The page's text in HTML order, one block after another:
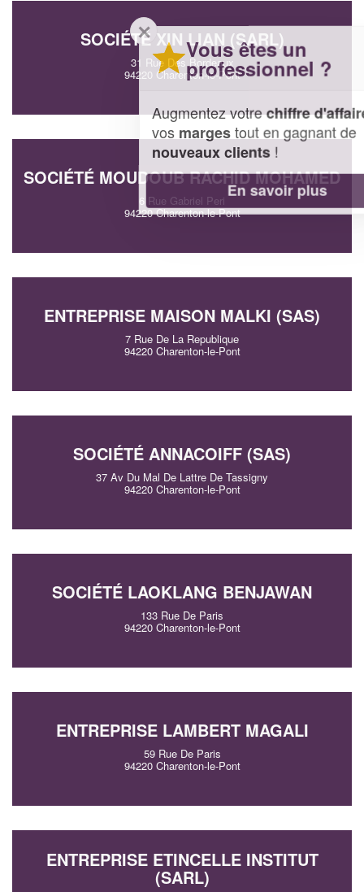
SOCIÉTÉ XIN LIAN (SARL)
31 Rue Des Bordeaux
94220 Charenton-le-Pont
SOCIÉTÉ MOUDOUB RACHID MOHAMED
6 Rue Gabriel Peri
94220 Charenton-le-Pont
ENTREPRISE MAISON MALKI (SAS)
7 Rue De La Republique
94220 Charenton-le-Pont
SOCIÉTÉ ANNACOIFF (SAS)
37 Av Du Mal De Lattre De Tassigny
94220 Charenton-le-Pont
SOCIÉTÉ LAOKLANG BENJAWAN
133 Rue De Paris
94220 Charenton-le-Pont
ENTREPRISE LAMBERT MAGALI
59 Rue De Paris
94220 Charenton-le-Pont
ENTREPRISE ETINCELLE INSTITUT
(SARL)
✕
Vous êtes un
professionnel ?
Augmentez votrechiffre d'affaireset
marges tout en gagnant de
nouveaux clients!
En savoir plus